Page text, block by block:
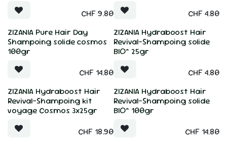
CHF9.80
CHF4.80
ZIZANIA Pure Hair Day
Shampoing solide cosmos
100gr
CHF 14.80
ZIZANIA Hydraboost Hair
Revival-Shampoing solide
BIO* 25gr
CHF4.80
ZIZANIA Hydraboost Hair
Revival-Shampoing kit
voyage Cosmos 3x25gr
CHF 18.90
ZIZANIA Hydraboost Hair
Revival-Shampoing solide
BIO* 100gr
CHF 14.80